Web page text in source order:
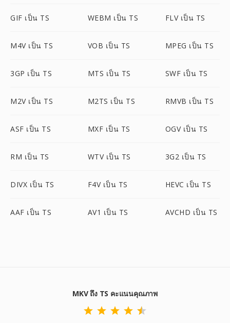
GIF เป็น TS WEBM เป็น TS FLV เป็น TS
M4V เป็น TS VOB เป็น TS MPEG เป็น TS
3GP เป็น TS MTS เป็น TS SWF เป็น TS
M2V เป็น TS M2TS เป็น TS RMVB เป็น TS
ASF เป็น TS MXF เป็น TS OGV เป็น TS
RM เป็น TS WTV เป็น TS 3G2 เป็น TS
DIVX เป็น TS F4V เป็น TS HEVC เป็น TS
AAF เป็น TS AV1 เป็น TS AVCHD เป็น TS
MKV ถึง TS คะแนนคุณภาพ